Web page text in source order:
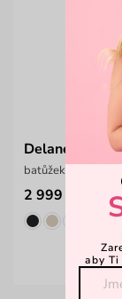
Delaney
batůžek z italské
2 999 Kč
aby